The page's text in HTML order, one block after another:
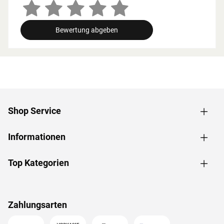
Zusammenhang müssen die Mindestraumhöhe und -
breite beachtet werden.
Grundausstattung
das Sauna-Erlebnis besonders bequem. Folgende
Saunabänke werden mitgeliefert: 2 Liegen, jeweils ca. 57
Eckeinstieg: Besonders gut eignet sie sich für kleine
nahezu jeden Raum integrierbar - äußerst kompakt und
platzsparend.
rechts oder links positioniert werden.
Bewertung abgeben
Shop Service
Informationen
Top Kategorien
Zahlungsarten